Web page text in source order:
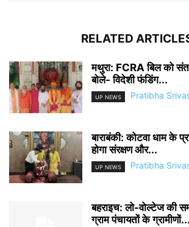
RELATED
मथुरा: FCRA बिल को
बोले- विदेशी फंडिंग...
UP NEWS Pratibha
बाराबंकी: कोटवा धाम के
होगा संरक्षण और...
UP NEWS Pratibha
बहराइच: लो-वोल्टेज की
ग्राम पंचायतों के ग्रामीणों...